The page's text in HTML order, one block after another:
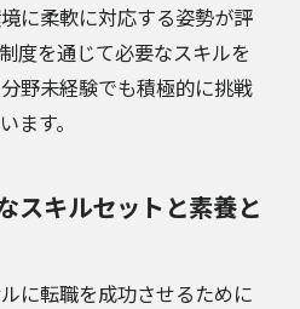
に柔軟に対応する姿勢が評
度を通じて必要なスキルを
野未経験でも積極的に挑戦
ます。
スキルセットと素養と
に転職を成功させるために